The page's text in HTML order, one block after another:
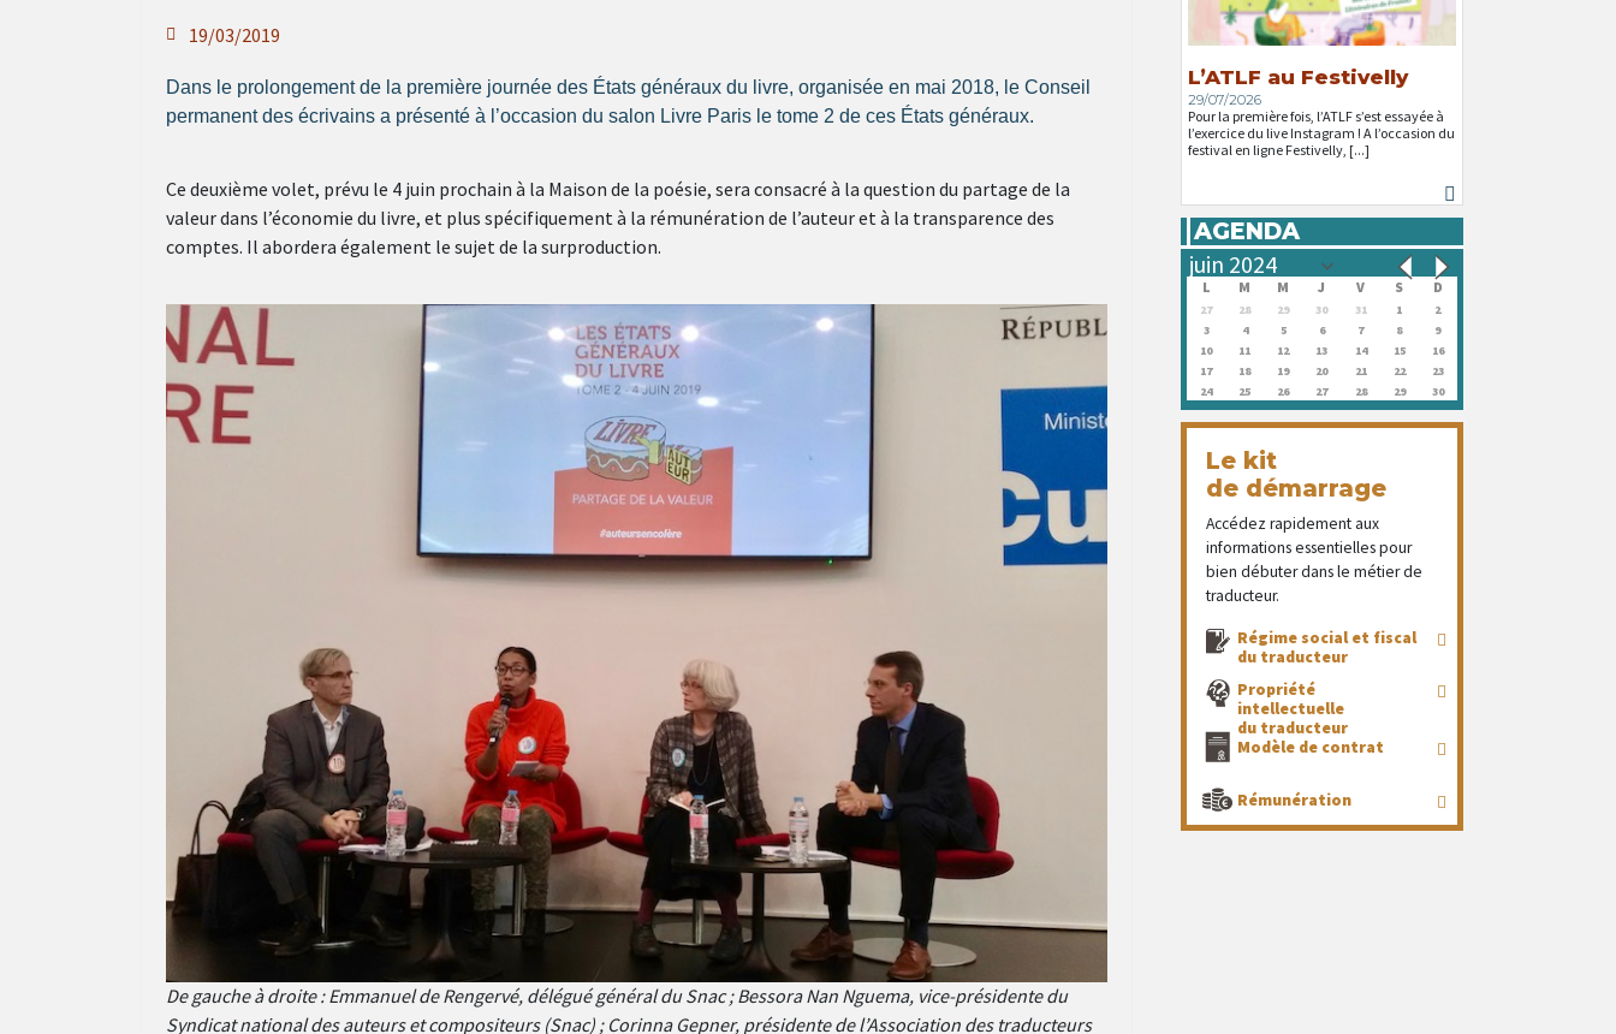
19/03/2019
Dans le prolongement de la première journée des États généraux du livre, organisée en mai 2018, le Conseil
permanent des écrivains a présenté à l’occasion du salon Livre Paris le tome 2 de ces États généraux.
Ce deuxième volet, prévu le 4 juin prochain à la Maison de la poésie, sera consacré à la question du partage de la
valeur dans l’économie du livre, et plus spécifiquement à la rémunération de l’auteur et à la transparence des
comptes. Il abordera également le sujet de la surproduction.
De gauche à droite : Emmanuel de Rengervé, délégué général du Snac ; Bessora Nan Nguema, vice-présidente du
Syndicat national des auteurs et compositeurs (Snac) ; Corinna Gepner, présidente de l’Association des traducteurs
L’ATLF au Festivelly
29/07/2026
Pour la première fois, l’ATLF s’est essayée à
l’exercice du live Instagram ! A l’occasion du
festival en ligne Festivelly, [...]
AGENDA
L M M J V S D
27 28 29 30 31 1
2
3
4 5 6 7 8
9
10
11 12 13 14 15
16
17
18 19 20 21 22
23
24
25 26 27 28 29 30
Le kit
de démarrage
Accédez rapidement aux
informations essentielles pour
bien débuter dans le métier de
traducteur.
Régime social et fiscal
du traducteur
Propriété
intellectuelle
du traducteur
Modèle de contrat
Rémunération